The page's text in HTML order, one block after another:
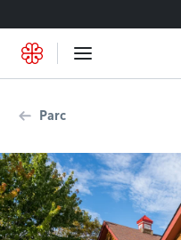
Parc